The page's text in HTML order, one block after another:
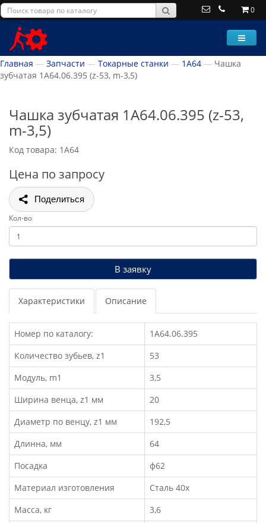
0
Главная Запчасти Токарные станки 1А64
Чашка
зубчатая 1А64.06.395 (z-53, m-3,5)
Чашка зубчатая 1А64.06.395 (z-53,
m-3,5)
Код товара: 1А64
Цена по запросу
Поделиться
Кол-во
В заявку
Характеристики Описание
Номер по каталогу:
1А64.06.395
Количество зубьев, z1
53
Модуль, m1
3,5
Ширина венца, z1 мм
20
Диаметр по венцу, z1 мм
192,5
Длинна, мм
64
Посадка
ф62
Материал изготовления
Сталь 40х
Масса, кг
3,6